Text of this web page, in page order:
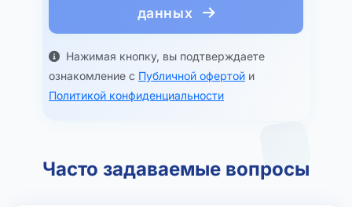
данных
Нажимая кнопку, вы подтверждаете
ознакомление с Публичной офертой и
Политикой конфиденциальности
Часто задаваемые вопросы